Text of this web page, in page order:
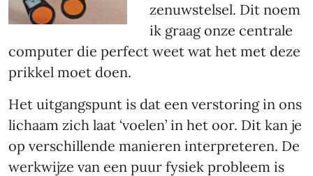
zenuwstelsel. Dit noem
ik graag onze centrale
computer die perfect weet wat het met deze
prikkel moet doen.
Het uitgangspunt is dat een verstoring in ons
lichaam zich laat ‘voelen’ in het oor. Dit kan je
op verschillende manieren interpreteren. De
werkwijze van een puur fysiek probleem is